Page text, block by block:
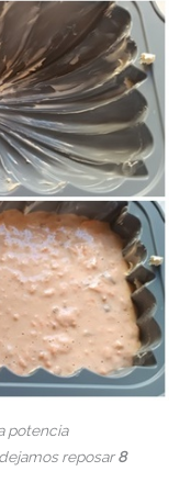
potencia
reposar8